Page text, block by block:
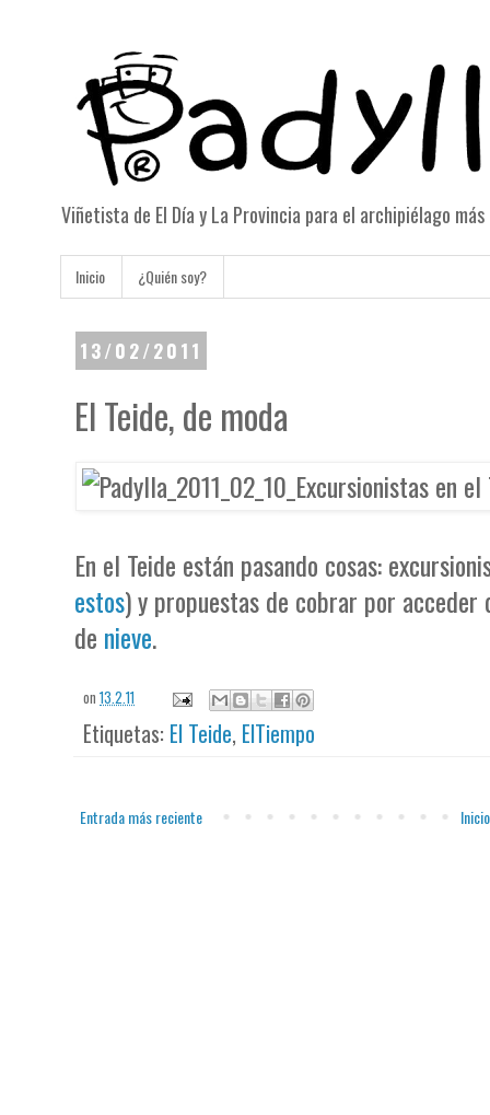
Viñetista de El Día y La Provincia para el archipiélago
Inicio ¿Quién soy?
13/02/2011
El Teide, de moda
En el Teide están pasando cosas:
estos) y propuestas de cobrar por
de nieve.
on13.2.11
Etiquetas: El Teide, ElTiempo
Entrada más reciente Inicio